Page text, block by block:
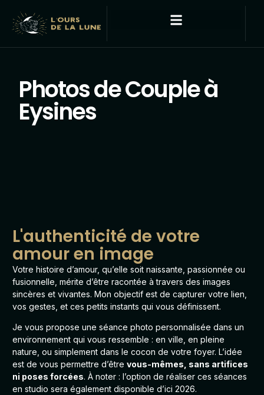
Photos de Couple à
Eysines
L'authenticité de votre
amour en image
Votre histoire d’amour, qu’elle soit naissante, passionnée ou
fusionnelle, mérite d’être racontée à travers des images
sincères et vivantes. Mon objectif est de capturer votre lien,
vos gestes, et ces petits instants qui vous définissent.
Je vous propose une séance photo personnalisée dans un
environnement qui vous ressemble : en ville, en pleine
nature, ou simplement dans le cocon de votre foyer. L’idée
est de vous permettre d’être vous-mêmes, sans artifices
ni poses forcées. À noter : l’option de réaliser ces séances
en studio sera également disponible d’ici 2026.